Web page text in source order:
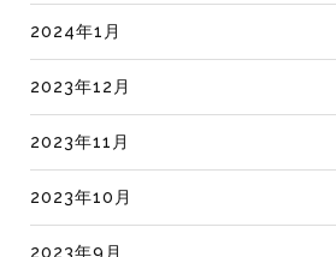
2024年1月
2023年12月
2023年11月
2023年10月
2023年9月